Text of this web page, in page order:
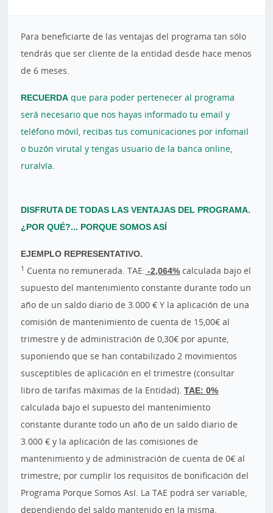
Para beneficiarte de las ventajas del programa tan sólo
tendrás que ser cliente de la entidad desde hace menos
de 6 meses.
RECUERDA que para poder pertenecer al programa
será necesario que nos hayas informado tu email y
teléfono móvil, recibas tus comunicaciones por infomail
o buzón virutal y tengas usuario de la banca online,
ruralvía.
DISFRUTA DE TODAS LAS VENTAJAS DEL PROGRAMA.
¿POR QUÉ?... PORQUE SOMOS ASÍ
EJEMPLO REPRESENTATIVO.
1 Cuenta no remunerada. TAE: -2,064% calculada bajo el
supuesto del mantenimiento constante durante todo un
año de un saldo diario de 3.000 € Y la aplicación de una
comisión de mantenimiento de cuenta de 15,00€ al
trimestre y de administración de 0,30€ por apunte,
suponiendo que se han contabilizado 2 movimientos
susceptibles de aplicación en el trimestre (consultar
libro de tarifas máximas de la Entidad).TAE: 0%
calculada bajo el supuesto del mantenimiento
constante durante todo un año de un saldo diario de
3.000 € y la aplicación de las comisiones de
mantenimiento y de administración de cuenta de 0€ al
trimestre; por cumplir los requisitos de bonificación del
Programa Porque Somos Así. La TAE podrá ser variable,
dependiendo del saldo mantenido en la misma.